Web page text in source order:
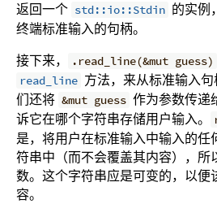
返回一个 std::io::Stdin 的实例
终端标准输入的句柄。
接下来，
.read_line(&mut guess)
read_line 方法，来从标准输入
们还将 &mut guess 作为参数传递
诉它在哪个字符串存储用户输入。
是，将用户在标准输入中输入的任
符串中（而不会覆盖其内容），所
数。这个字符串应是可变的，以便
容。